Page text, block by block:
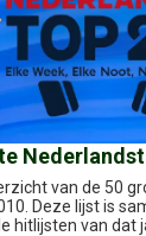
van de 50
Deze lijst is
hitlijsten van dat